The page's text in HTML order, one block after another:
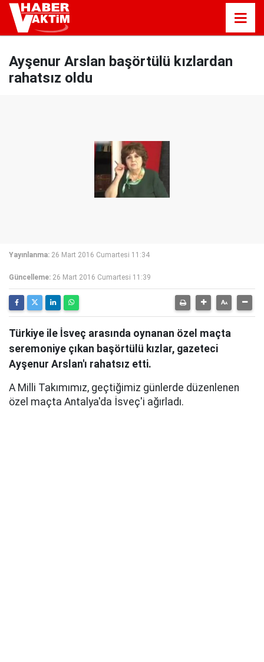
Ayşenur Arslan başörtülü kızlardan
rahatsız oldu
Yayınlanma: 26 Mart 2016 Cumartesi 11:34
Güncelleme: 26 Mart 2016 Cumartesi 11:39
Türkiye ile İsveç arasında oynanan özel maçta
seremoniye çıkan başörtülü kızlar, gazeteci
Ayşenur Arslan'ı rahatsız etti.
A Milli Takımımız, geçtiğimiz günlerde düzenlenen
özel maçta Antalya'da İsveç'i ağırladı.